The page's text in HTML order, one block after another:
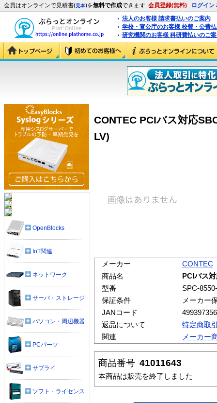
会員はオンラインで見積書(見本)を無料で作成できます 会員登録(無料) ログイン
法人のお客様 請求書払いのご案内
学校・官公庁のお客様 校費・公費
研究機関のお客様 科研費払いのご
CONTEC PCIバス対応
LV)
メーカー
CONTEC
商品名
PCIバス
型番
SPC-
保証条件
メーカー
JANコード
返品について
特定商取
関連
メーカー
商品番号 41011643
本商品は販売を終了しました
OpenBlocks
IoT関連
ネットワーク
サーバ・ストレージ
パソコン・周辺機器
PCパーツ
サプライ
ソフト・ライセンス